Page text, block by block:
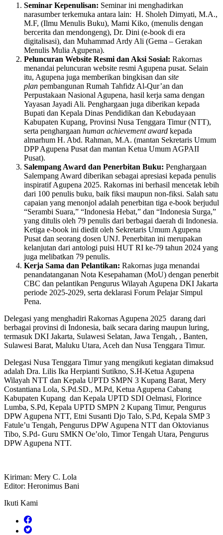
Seminar Kepenulisan: Seminar ini menghadirkan
narasumber terkemuka antara lain: H. Sholeh Dimyati, M.A.,
M.F, (Ilmu Menulis Buku), Mami Kiko, (menulis dengan
bercerita dan mendongeng), Dr. Dini (e-book di era
digitalisasi), dan Muhammad Ardy Ali (Gema – Gerakan
Menulis Mulia Agupena).
Peluncuran Website Resmi dan Aksi Sosial: Rakornas
menandai peluncuran website resmi Agupena pusat. Selain
itu, Agupena juga memberikan bingkisan dan site
plan pembangunan Rumah Tahfidz Al-Qur’an dan
Perpustakaan Nasional Agupena, hasil kerja sama dengan
Yayasan Jayadi Ali. Penghargaan juga diberikan kepada
Bupati dan Kepala Dinas Pendidikan dan Kebudayaan
Kabupaten Kupang, Provinsi Nusa Tenggara Timur (NTT),
serta penghargaan human achievement award kepada
almarhum H. Abd. Rahman, M.A. (mantan Sekretaris Umum
DPP Agupena Pusat dan mantan Ketua Umum AGPAII
Pusat).
Salempang Award dan Penerbitan Buku: Penghargaan
Salempang Award diberikan sebagai apresiasi kepada penulis
inspiratif Agupena 2025. Rakornas ini berhasil mencetak lebih
dari 100 penulis buku, baik fiksi maupun non-fiksi. Salah satu
capaian yang menonjol adalah penerbitan tiga e-book berjudul
“Serambi Suara,” “Indonesia Hebat,” dan “Indonesia Surga,”
yang ditulis oleh 79 penulis dari berbagai daerah di Indonesia.
Ketiga e-book ini diedit oleh Sekretaris Umum Agupena
Pusat dan seorang dosen UNJ. Penerbitan ini merupakan
kelanjutan dari antologi puisi HUT RI ke-79 tahun 2024 yang
juga melibatkan 79 penulis.
Kerja Sama dan Pelantikan: Rakornas juga menandai
penandatanganan Nota Kesepahaman (MoU) dengan penerbit
CBC dan pelantikan Pengurus Wilayah Agupena DKI Jakarta
periode 2025-2029, serta deklarasi Forum Pelajar Simpul
Pena.
Delegasi yang menghadiri Rakornas Agupena 2025 darang dari
berbagai provinsi di Indonesia, baik secara daring maupun luring,
termasuk DKI Jakarta, Sulawesi Selatan, Jawa Tengah, , Banten,
Sulawesi Barat, Maluku Utara, Aceh dan Nusa Tenggara Timur.
Delegasi Nusa Tenggara Timur yang mengikuti kegiatan dimaksud
adalah Dra. Lilis Ika Herpianti Sutikno, S.H-Ketua Agupena
Wilayah NTT dan Kepala UPTD SMPN 3 Kupang Barat, Mery
Costantiana Lola, S.Pd.SD., M.Pd, Ketua Agupena Cabang
Kabupaten Kupang dan Kepala UPTD SDI Oelmasi, Florince
Lumba, S.Pd, Kepala UPTD SMPN 2 Kupang Timur, Pengurus
DPW Agupena NTT, Etni Susanti Djo Talo, S.Pd, Kepala SMP 3
Fatule’u Tengah, Pengurus DPW Agupena NTT dan Oktovianus
Tibo, S.Pd- Guru SMKN Oe’olo, Timor Tengah Utara, Pengurus
DPW Agupena NTT.
Kiriman: Mery C. Lola
Editor: Heronimus Bani
Ikuti Kami